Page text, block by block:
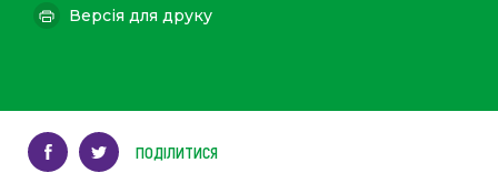
Версія для друку
ПОДІЛИТИСЯ